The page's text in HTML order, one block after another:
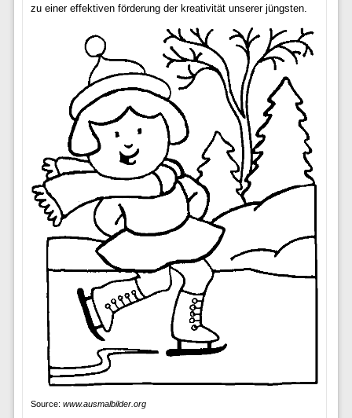
zu einer effektiven förderung der kreativität unserer jüngsten.
Source: www.ausmalbilder.org